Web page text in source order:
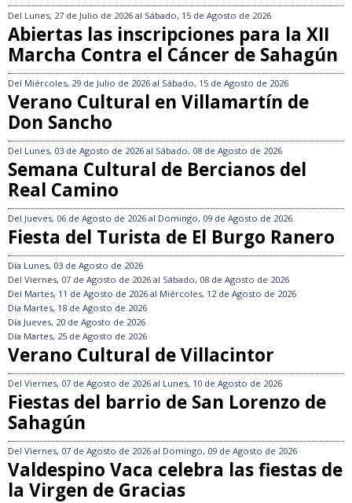
Del Lunes, 27 de Julio de 2026 al Sábado, 15 de Agosto de 2026
Abiertas las inscripciones para la XII
Marcha Contra el Cáncer de Sahagún
Del Miércoles, 29 de Julio de 2026 al Sábado, 15 de Agosto de 2026
Verano Cultural en Villamartín de
Don Sancho
Del Lunes, 03 de Agosto de 2026 al Sábado, 08 de Agosto de 2026
Semana Cultural de Bercianos del
Real Camino
Del Jueves, 06 de Agosto de 2026 al Domingo, 09 de Agosto de 2026
Fiesta del Turista de El Burgo Ranero
Día Lunes, 03 de Agosto de 2026
Del Viernes, 07 de Agosto de 2026 al Sábado, 08 de Agosto de 2026
Del Martes, 11 de Agosto de 2026 al Miércoles, 12 de Agosto de 2026
Día Martes, 18 de Agosto de 2026
Día Jueves, 20 de Agosto de 2026
Día Martes, 25 de Agosto de 2026
Verano Cultural de Villacintor
Del Viernes, 07 de Agosto de 2026 al Lunes, 10 de Agosto de 2026
Fiestas del barrio de San Lorenzo de
Sahagún
Del Viernes, 07 de Agosto de 2026 al Domingo, 09 de Agosto de 2026
Valdespino Vaca celebra las fiestas de
la Virgen de Gracias